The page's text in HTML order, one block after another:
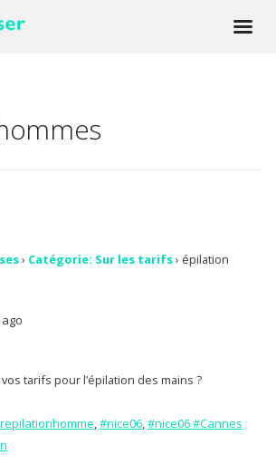
› Catégorie: Sur les tarifs› épilation
tarifs pour l’épilation des mains ?
,#nice06,#nice06 #Cannes